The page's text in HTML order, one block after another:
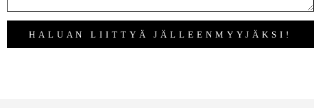
HALUAN LIITTYÄ JÄLLEENMYYJÄKSI!